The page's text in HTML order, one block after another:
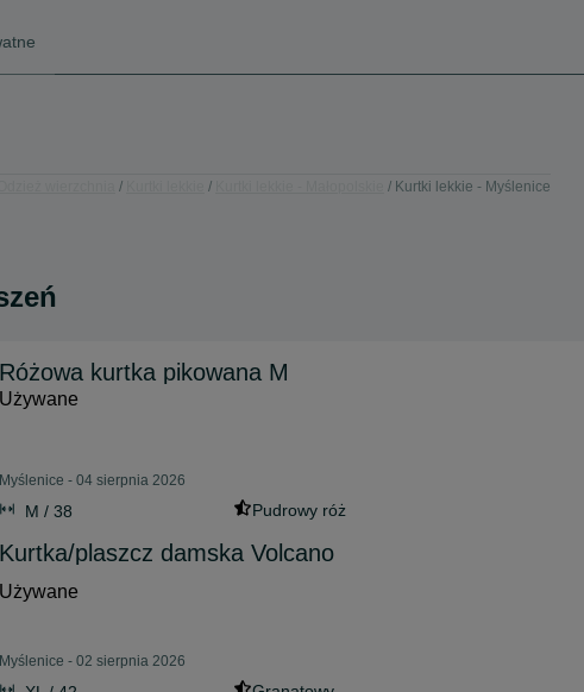
Kurtki lekkie - Myślenice
Różowa kurtka pikowana M
Używane
Myślenice - 04 sierpnia 2026
M / 38 Pudrowy róż
Kurtka/plaszcz damska Volcano
Używane
Myślenice - 02 sierpnia 2026